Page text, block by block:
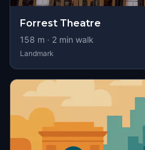
Forrest Theatre
158 m · 2 min walk
Landmark